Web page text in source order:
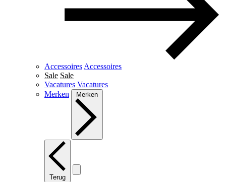
Accessoires Accessoires
Sale Sale
Vacatures Vacatures
Merken
Merken
Terug